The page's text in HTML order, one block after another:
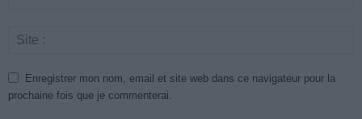
Enregistrer mon nom, email et site web dans ce navigateur pour la
prochaine fois que je commenterai.